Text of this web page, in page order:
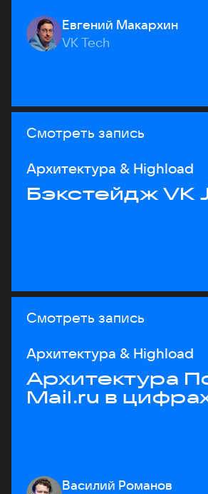
Евгений Макархин
VK Tech
Смотреть запись
Архитектура & Highload
Бэкстейдж VK
Смотреть запись
Архитектура & Highload
Архитектура
Mail.ru в
Василий Романов